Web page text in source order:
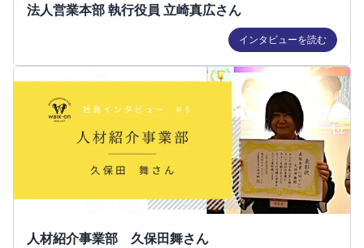
法人営業本部 執行役員 立崎真広さん
インタビューを読む
人材紹介事業部 久保田舞さん